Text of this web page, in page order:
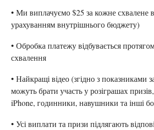
• Ми виплачуємо $25 за кожне схвалене
урахуванням внутрішнього бюджету)
• Обробка платежу відбувається
схвалення
• Найкращі відео (згідно з показниками
можуть брати участь у розіграшах
iPhone, годинники, навушники та інші
• Усі виплати та призи підлягають